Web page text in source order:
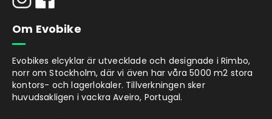
Om Evobike
Evobikes elcyklar är utvecklade och designade i Rimbo,
norr om Stockholm, där vi även har våra 5000 m2 stora
kontors- och lagerlokaler. Tillverkningen sker
huvudsakligen i vackra Aveiro, Portugal.